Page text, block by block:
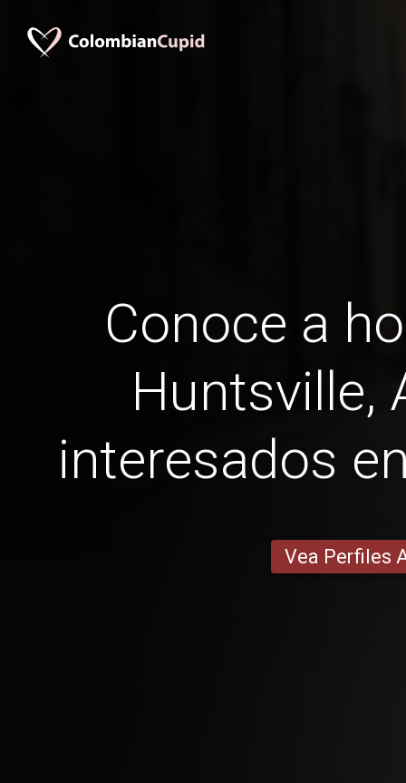
Conoce a
Huntsville,
interesados
Vea Perfiles